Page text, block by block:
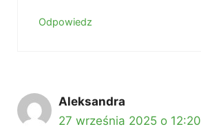
Odpowiedz
Aleksandra
27 września 2025 o 12:20